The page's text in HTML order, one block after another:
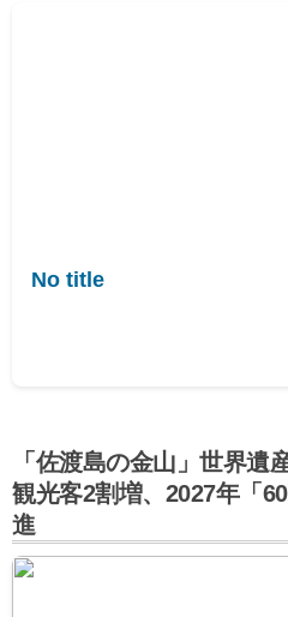
No title
「佐渡島の金山」世界
観光客2割増、2027年「
進